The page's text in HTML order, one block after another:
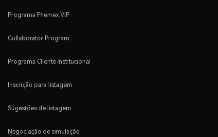
Programa Phemex VIP
Collaborator Program
Programa Cliente Institucional
Inscrição para listagem
Sugestões de listagem
Negociação de simulação